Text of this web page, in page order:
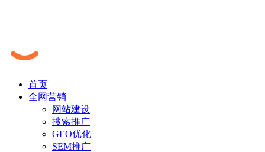
首页
全网营销
网站建设
搜索推广
GEO优化
SEM推广